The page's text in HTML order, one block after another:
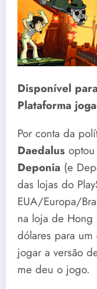
Disponível
Plataforma
Por conta da
Daedalus
Deponia (e
das lojas do
EUA/Europa/
na loja de Hong
dólares para
jogar a versão
me deu o jogo.